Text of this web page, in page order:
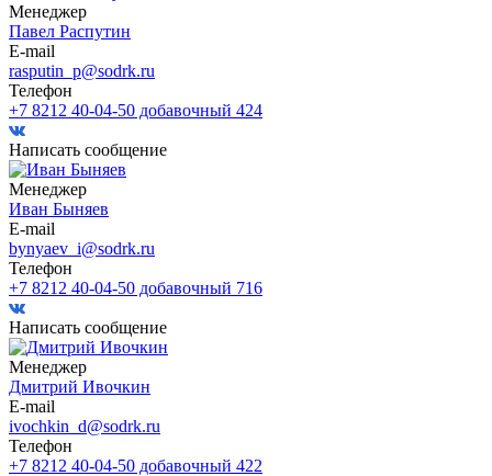
Менеджер
Павел Распутин
E-mail
rasputin_p@sodrk.ru
Телефон
+7 8212 40-04-50 добавочный 424
Написать сообщение
Менеджер
Иван Быняев
E-mail
bynyaev_i@sodrk.ru
Телефон
+7 8212 40-04-50 добавочный 716
Написать сообщение
Менеджер
Дмитрий Ивочкин
E-mail
ivochkin_d@sodrk.ru
Телефон
+7 8212 40-04-50 добавочный 422